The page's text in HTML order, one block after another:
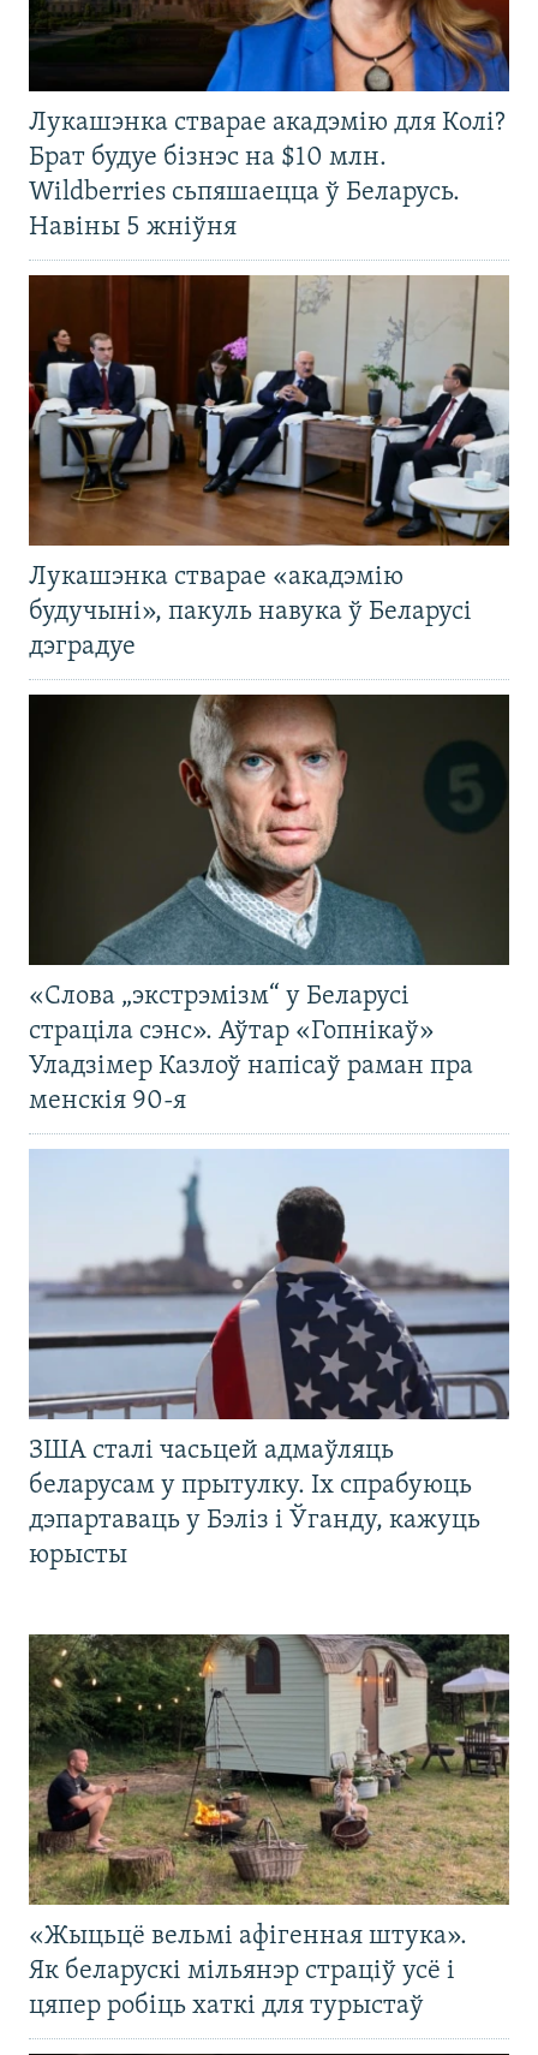
Лукашэнка стварае акадэмію для Колі?
Брат будуе бізнэс на $10 млн.
Wildberries сьпяшаецца ў Беларусь.
Навіны 5 жніўня
Лукашэнка стварае «акадэмію
будучыні», пакуль навука ў Беларусі
дэградуе
«Слова „экстрэмізм“ у Беларусі
страціла сэнс». Аўтар «Гопнікаў»
Уладзімер Казлоў напісаў раман пра
менскія 90-я
ЗША сталі часьцей адмаўляць
беларусам у прытулку. Іх спрабуюць
дэпартаваць у Бэліз і Ўганду, кажуць
юрысты
«Жыцьцё вельмі афігенная штука».
Як беларускі мільянэр страціў усё і
цяпер робіць хаткі для турыстаў